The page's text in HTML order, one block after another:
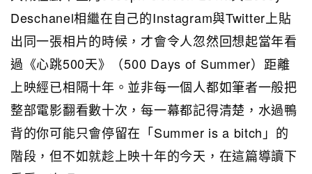
Deschanel相繼在自己的Instagram與Twitter上貼
出同一張相片的時候，才會令人忽然回想起當年看
過《心跳500天》（500 Days of Summer）距離
上映經已相隔十年。並非每一個人都如筆者一般把
整部電影翻看數十次，每一幕都記得清楚，水過鴨
背的你可能只會停留在「Summer is a bitch」的
階段，但不如就趁上映十年的今天，在這篇導讀下